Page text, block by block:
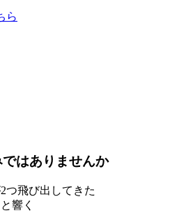
ら
つ飛び出してきた
響く